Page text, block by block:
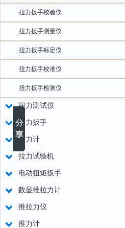
扭力扳手校验仪
扭力扳手测量仪
扭力扳手标定仪
扭力扳手校准仪
扭力扳手检测仪
扭力测试仪
扭力扳手
测力计
拉力试验机
电动扭矩扳手
数显推拉力计
推拉力仪
推力计